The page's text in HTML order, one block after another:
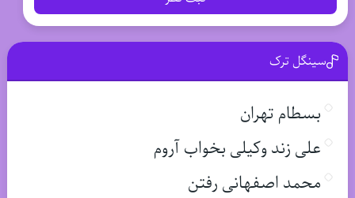
سینگل ترک
بسطام تهران
علی زند وکیلی بخواب آروم
محمد اصفهانی رفتن